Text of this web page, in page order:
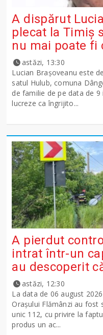
A dispărut
plecat la Timiș
nu mai poate fi
astăzi, 13:30
Lucian Brașoveanu este
satul Hulub, comuna
de familie de pe data de 9
lucreze ca îngrijito...
A pierdut
intrat într-un
au descoperit
astăzi, 12:30
La data de 06 august
Orașului Flămânzi au fost
unic 112, cu privire la
produs un ac...